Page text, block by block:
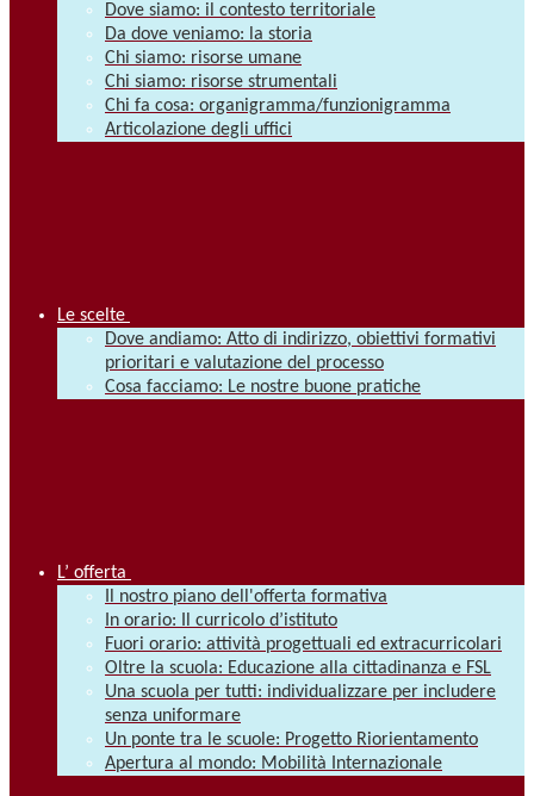
Dove siamo: il contesto territoriale
Da dove veniamo: la storia
Chi siamo: risorse umane
Chi siamo: risorse strumentali
Chi fa cosa: organigramma/funzionigramma
Articolazione degli uffici
Le scelte
Dove andiamo: Atto di indirizzo, obiettivi formativi
prioritari e valutazione del processo
Cosa facciamo: Le nostre buone pratiche
L’ offerta
Il nostro piano dell'offerta formativa
In orario: Il curricolo d’istituto
Fuori orario: attività progettuali ed extracurricolari
Oltre la scuola: Educazione alla cittadinanza e FSL
Una scuola per tutti: individualizzare per includere
senza uniformare
Un ponte tra le scuole: Progetto Riorientamento
Apertura al mondo: Mobilità Internazionale